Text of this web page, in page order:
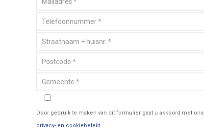
Door gebruik te maken van dit formulier gaat u akkoord met ons
privacy- en cookiebeleid.